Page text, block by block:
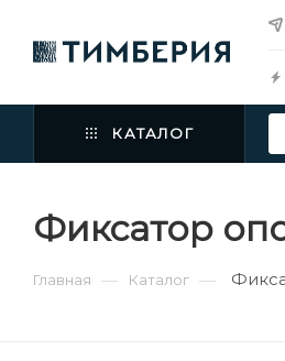
КАТАЛОГ
Фиксатор
Главная — Каталог —